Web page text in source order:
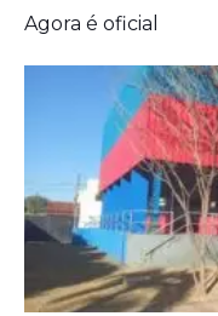
Prefeitura entrega